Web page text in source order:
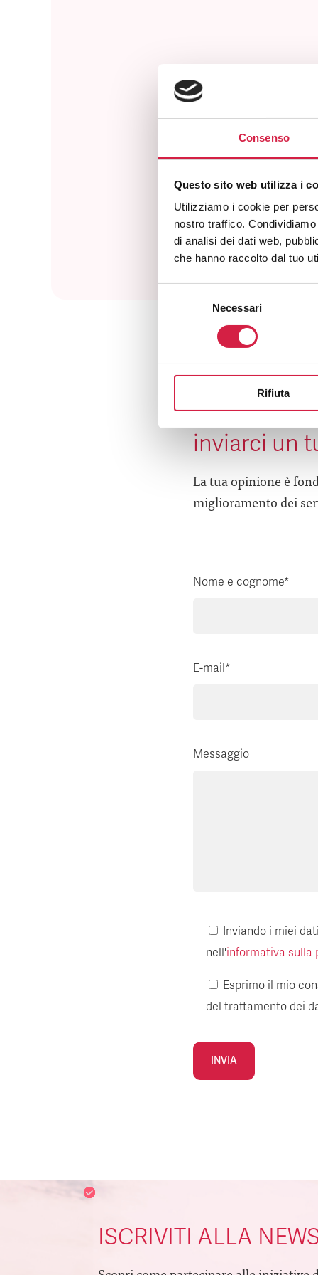
Consenso
Questo sito web utilizza i
Utilizziamo i cookie per
nostro traffico.
di analisi dei dati web,
che hanno raccolto dal tuo
Necessari
Rifiuta
Hai avuto
inviarci un
La tua opinione è
miglioramento dei
Nome e cognome*
E-mail*
Messaggio
Inviando i miei
nell'informativa sulla
Esprimo il mio
del trattamento dei
ISCRIVITI ALLA